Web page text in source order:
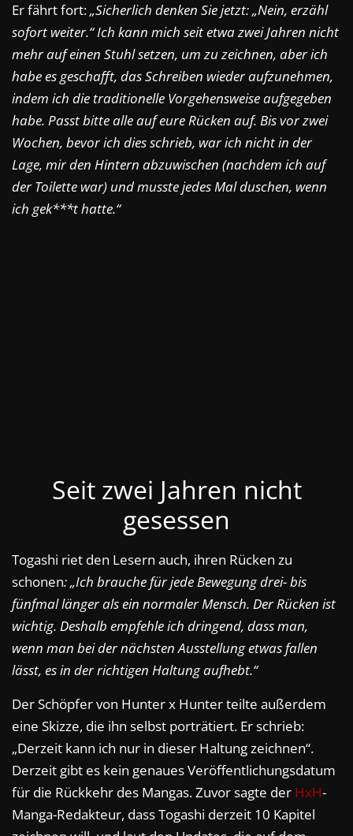
Er fährt fort:„Sicherlich denken Sie jetzt: „Nein, erzähl
sofort weiter.“ Ich kann mich seit etwa zwei Jahren nicht
mehr auf einen Stuhl setzen, um zu zeichnen, aber ich
habe es geschafft, das Schreiben wieder aufzunehmen,
indem ich die traditionelle Vorgehensweise aufgegeben
habe. Passt bitte alle auf eure Rücken auf. Bis vor zwei
Wochen, bevor ich dies schrieb, war ich nicht in der
Lage, mir den Hintern abzuwischen (nachdem ich auf
der Toilette war) und musste jedes Mal duschen, wenn
ich gek***t hatte.“
Seit zwei Jahren nicht
gesessen
Togashi riet den Lesern auch, ihren Rücken zu
schonen: „Ich brauche für jede Bewegung drei- bis
fünfmal länger als ein normaler Mensch. Der Rücken ist
wichtig. Deshalb empfehle ich dringend, dass man,
wenn man bei der nächsten Ausstellung etwas fallen
lässt, es in der richtigen Haltung aufhebt.“
Der Schöpfer von Hunter x Hunter teilte außerdem
eine Skizze, die ihn selbst porträtiert. Er schrieb:
„Derzeit kann ich nur in dieser Haltung zeichnen“.
Derzeit gibt es kein genaues Veröffentlichungsdatum
für die Rückkehr des Mangas. Zuvor sagte der HxH-
Manga-Redakteur, dass Togashi derzeit 10 Kapitel